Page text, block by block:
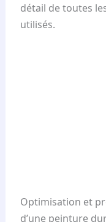
détail de toutes
utilisés.
Optimisation et
d’une peinture